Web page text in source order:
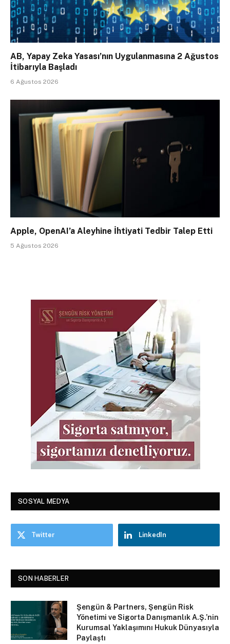
AB, Yapay Zeka Yasası’nın Uygulanmasına 2 Ağustos
İtibarıyla Başladı
6 Ağustos 2026
Apple, OpenAI’a Aleyhine İhtiyati Tedbir Talep Etti
5 Ağustos 2026
SOSYAL MEDYA
Twitter LinkedIn
SON HABERLER
Şengün & Partners, Şengün Risk
Yönetimi ve Sigorta Danışmanlık A.Ş.’nin
Kurumsal Yaklaşımını Hukuk Dünyasıyla
Paylaştı